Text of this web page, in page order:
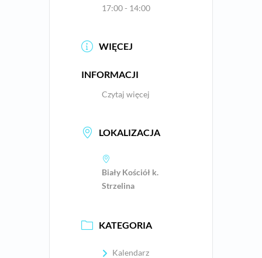
17:00 - 14:00
WIĘCEJ
INFORMACJI
Czytaj więcej
LOKALIZACJA
Biały Kościół k.
Strzelina
KATEGORIA
Kalendarz